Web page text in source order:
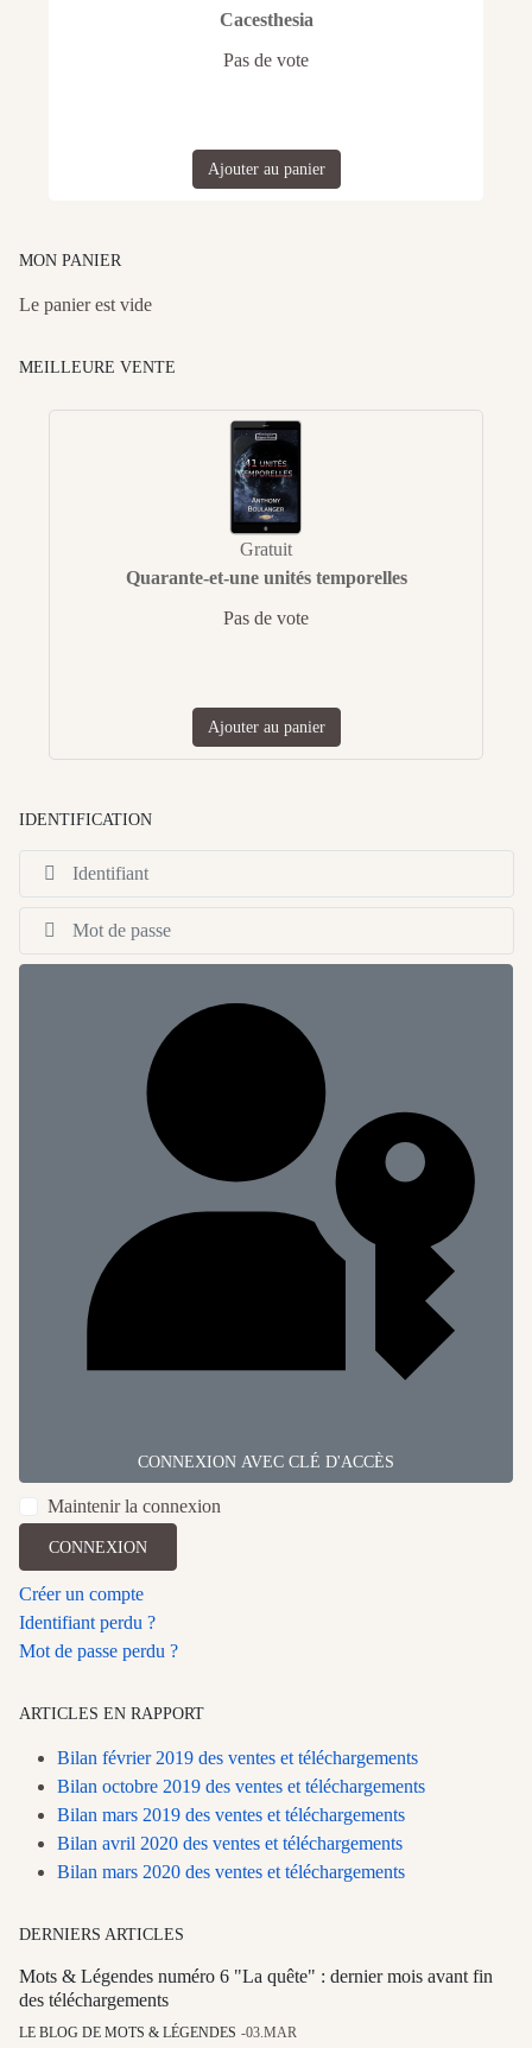
Cacesthesia
Pas de vote
Ajouter au panier
MON PANIER
Le panier est vide
MEILLEURE VENTE
Gratuit
Quarante-et-une unités temporelles
Pas de vote
Ajouter au panier
IDENTIFICATION
CONNEXION AVEC CLÉ D'ACCÈS
Maintenir la connexion
CONNEXION
Créer un compte
Identifiant perdu ?
Mot de passe perdu ?
ARTICLES EN RAPPORT
Bilan février 2019 des ventes et téléchargements
Bilan octobre 2019 des ventes et téléchargements
Bilan mars 2019 des ventes et téléchargements
Bilan avril 2020 des ventes et téléchargements
Bilan mars 2020 des ventes et téléchargements
DERNIERS ARTICLES
Mots & Légendes numéro 6 "La quête" : dernier mois avant fin
des téléchargements
LE BLOG DE MOTS & LÉGENDES 03.MAR